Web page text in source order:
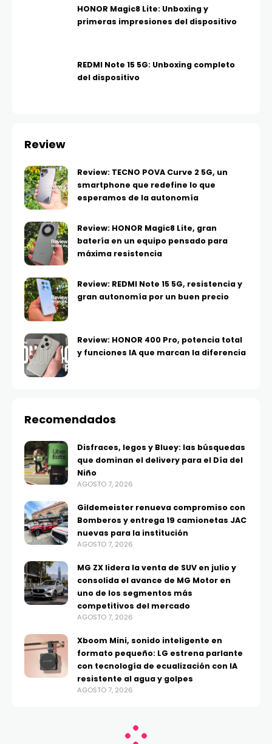
HONOR Magic8 Lite: Unboxing y
primeras impresiones del dispositivo
REDMI Note 15 5G: Unboxing completo
del dispositivo
Review
Review: TECNO POVA Curve 2 5G, un
smartphone que redefine lo que
esperamos de la autonomía
Review: HONOR Magic8 Lite, gran
batería en un equipo pensado para
máxima resistencia
Review: REDMI Note 15 5G, resistencia y
gran autonomía por un buen precio
Review: HONOR 400 Pro, potencia total
y funciones IA que marcan la diferencia
Recomendados
Disfraces, legos y Bluey: las búsquedas
que dominan el delivery para el Día del
Niño
AGOSTO 7, 2026
Gildemeister renueva compromiso con
Bomberos y entrega 19 camionetas JAC
nuevas para la institución
AGOSTO 7, 2026
MG ZX lidera la venta de SUV en julio y
consolida el avance de MG Motor en
uno de los segmentos más
competitivos del mercado
AGOSTO 7, 2026
Xboom Mini, sonido inteligente en
formato pequeño: LG estrena parlante
con tecnología de ecualización con IA
resistente al agua y golpes
AGOSTO 7, 2026